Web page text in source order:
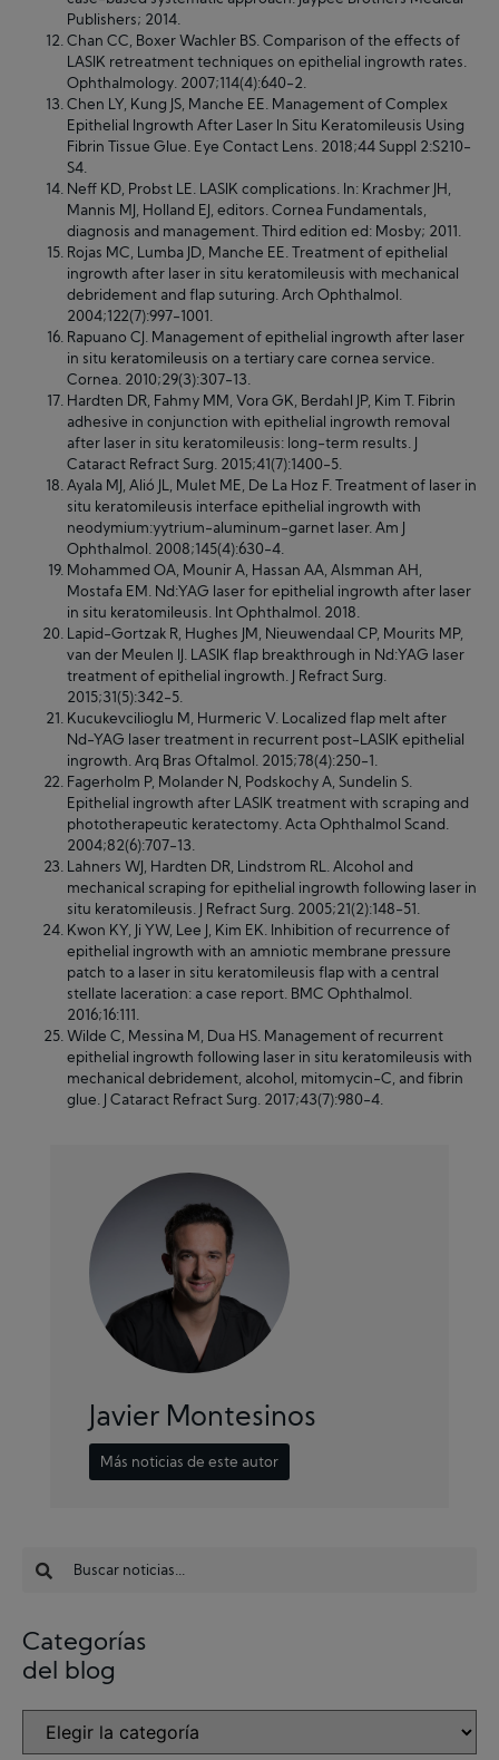
Javier Montesinos
Más noticias de este autor
Categorías
del blog
Publishers; 2014.
Chan CC, Boxer Wachler BS. Comparison of the effects of
LASIK retreatment techniques on epithelial ingrowth rates.
Ophthalmology. 2007;114(4):640-2.
Chen LY, Kung JS, Manche EE. Management of Complex
Epithelial Ingrowth After Laser In Situ Keratomileusis Using
Fibrin Tissue Glue. Eye Contact Lens. 2018;44 Suppl 2:S210-
S4.
Neff KD, Probst LE. LASIK complications. In: Krachmer JH,
Mannis MJ, Holland EJ, editors. Cornea Fundamentals,
diagnosis and management. Third edition ed: Mosby; 2011.
Rojas MC, Lumba JD, Manche EE. Treatment of epithelial
ingrowth after laser in situ keratomileusis with mechanical
debridement and flap suturing. Arch Ophthalmol.
2004;122(7):997-1001.
Rapuano CJ. Management of epithelial ingrowth after laser
in situ keratomileusis on a tertiary care cornea service.
Cornea. 2010;29(3):307-13.
Hardten DR, Fahmy MM, Vora GK, Berdahl JP, Kim T. Fibrin
adhesive in conjunction with epithelial ingrowth removal
after laser in situ keratomileusis: long-term results. J
Cataract Refract Surg. 2015;41(7):1400-5.
Ayala MJ, Alió JL, Mulet ME, De La Hoz F. Treatment of laser in
situ keratomileusis interface epithelial ingrowth with
neodymium:yytrium-aluminum-garnet laser. Am J
Ophthalmol. 2008;145(4):630-4.
Mohammed OA, Mounir A, Hassan AA, Alsmman AH,
Mostafa EM. Nd:YAG laser for epithelial ingrowth after laser
in situ keratomileusis. Int Ophthalmol. 2018.
Lapid-Gortzak R, Hughes JM, Nieuwendaal CP, Mourits MP,
van der Meulen IJ. LASIK flap breakthrough in Nd:YAG laser
treatment of epithelial ingrowth. J Refract Surg.
2015;31(5):342-5.
Kucukevcilioglu M, Hurmeric V. Localized flap melt after
Nd-YAG laser treatment in recurrent post-LASIK epithelial
ingrowth. Arq Bras Oftalmol. 2015;78(4):250-1.
Fagerholm P, Molander N, Podskochy A, Sundelin S.
Epithelial ingrowth after LASIK treatment with scraping and
phototherapeutic keratectomy. Acta Ophthalmol Scand.
2004;82(6):707-13.
Lahners WJ, Hardten DR, Lindstrom RL. Alcohol and
mechanical scraping for epithelial ingrowth following laser in
situ keratomileusis. J Refract Surg. 2005;21(2):148-51.
Kwon KY, Ji YW, Lee J, Kim EK. Inhibition of recurrence of
epithelial ingrowth with an amniotic membrane pressure
patch to a laser in situ keratomileusis flap with a central
stellate laceration: a case report. BMC Ophthalmol.
2016;16:111.
Wilde C, Messina M, Dua HS. Management of recurrent
epithelial ingrowth following laser in situ keratomileusis with
mechanical debridement, alcohol, mitomycin-C, and fibrin
glue. J Cataract Refract Surg. 2017;43(7):980-4.